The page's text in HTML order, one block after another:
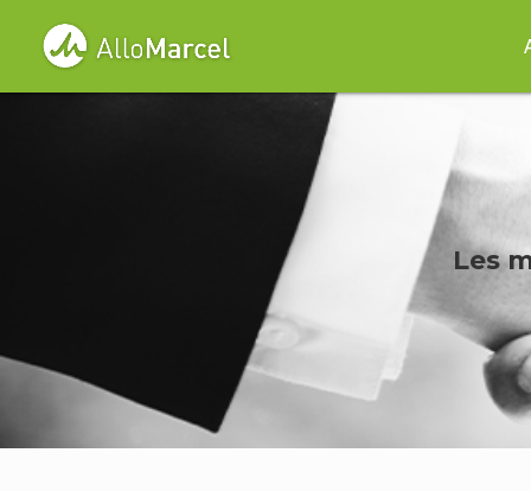
Les